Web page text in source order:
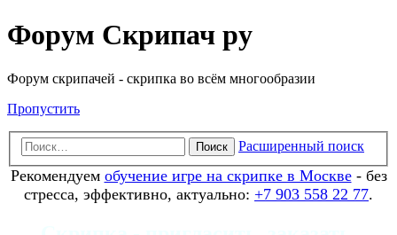
Форум Скрипач ру
Форум скрипачей - скрипка во всём многообразии
Пропустить
Поиск Расширенный поиск
Рекомендуем обучение игре на скрипке в Москве- без
стресса, эффективно, актуально: +7 903 558 22 77.